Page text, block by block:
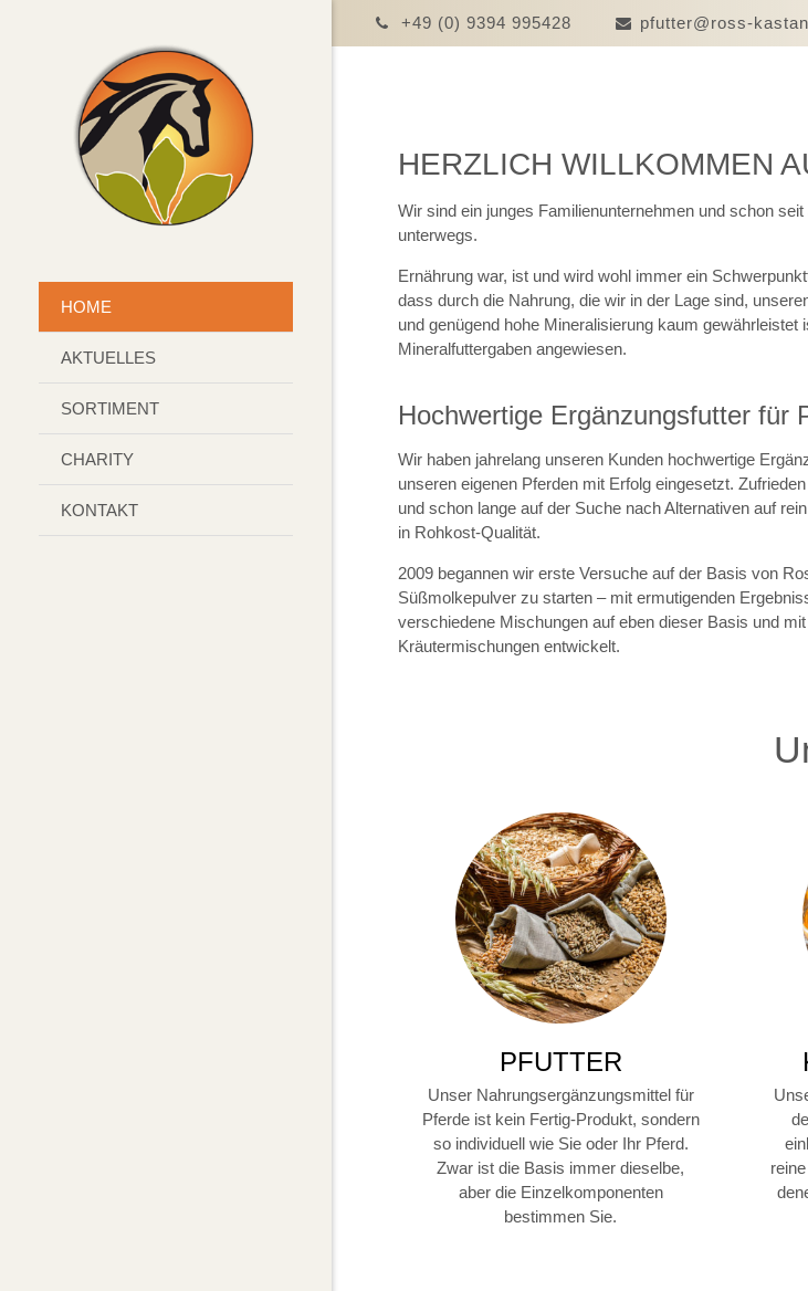
HOME
AKTUELLES
SORTIMENT
CHARITY
KONTAKT
+49 (0) 9394 995428 pfutter@ross-
HERZLICH WILLKOMMEN
Wir sind ein junges Familienunternehmen und schon
unterwegs.
Ernährung war, ist und wird wohl immer ein
dass durch die Nahrung, die wir in der Lage sind,
und genügend hohe Mineralisierung kaum gewährleistet
Mineralfuttergaben angewiesen.
Hochwertige Ergänzungsfutter für
Wir haben jahrelang unseren Kunden hochwertige
unseren eigenen Pferden mit Erfolg eingesetzt.
und schon lange auf der Suche nach Alternativen auf
in Rohkost-Qualität.
2009 begannen wir erste Versuche auf der Basis von
Süßmolkepulver zu starten – mit ermutigenden
verschiedene Mischungen auf eben dieser Basis und
Kräutermischungen entwickelt.
PFUTTER
Unser Nahrungsergänzungsmittel für
Pferde ist kein Fertig-Produkt, sondern
so individuell wie Sie oder Ihr Pferd.
Zwar ist die Basis immer dieselbe,
aber die Einzelkomponenten
bestimmen Sie.